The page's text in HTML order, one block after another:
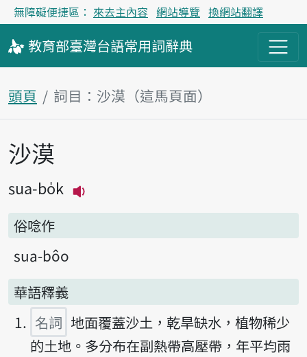
無障礙便捷區： 來去主內容 網站導覽 換網站翻譯
教育部臺灣台語常用詞辭典
頭頁 詞目：沙漠（這馬頁面）
主內容區
沙漠
sua-bo̍k
俗唸作
sua-bôo
華語釋義
名詞 地面覆蓋沙土，乾旱缺水，植物稀少
的土地。多分布在副熱帶高壓帶，年平均雨